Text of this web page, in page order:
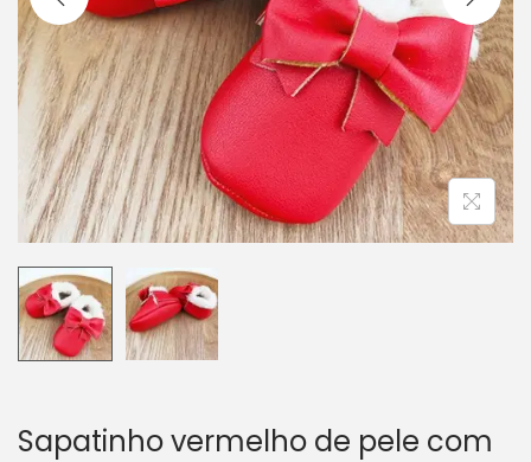
i
o
n
Sapatinho vermelho de pele com